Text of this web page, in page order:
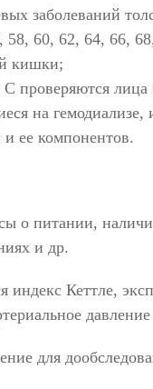
заболеваний
60, 62, 64, 66,
кишки;
проверяются лица
на
ее компонентов.
о питании,
и др.
Кеттле,
для